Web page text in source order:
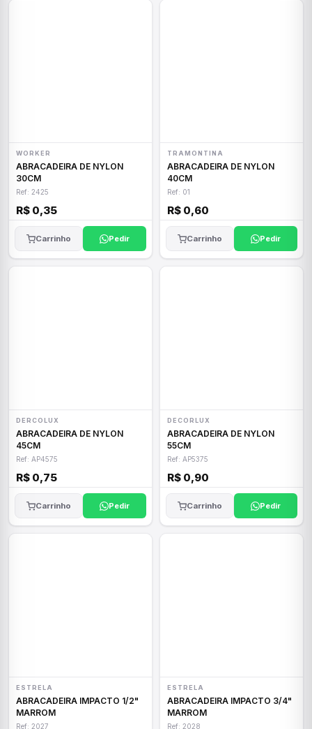
WORKER
ABRACADEIRA DE NYLON
30CM
Ref: 2425
R$ 0,35
Carrinho Pedir
TRAMONTINA
ABRACADEIRA DE NYLON
40CM
Ref: 01
R$ 0,60
Carrinho Pedir
DERCOLUX
ABRACADEIRA DE NYLON
45CM
Ref: AP4575
R$ 0,75
Carrinho Pedir
DECORLUX
ABRACADEIRA DE NYLON
55CM
Ref: AP5375
R$ 0,90
Carrinho Pedir
ESTRELA
ABRACADEIRA IMPACTO 1/2"
MARROM
Ref: 2027
ESTRELA
ABRACADEIRA IMPACTO 3/4"
MARROM
Ref: 2028